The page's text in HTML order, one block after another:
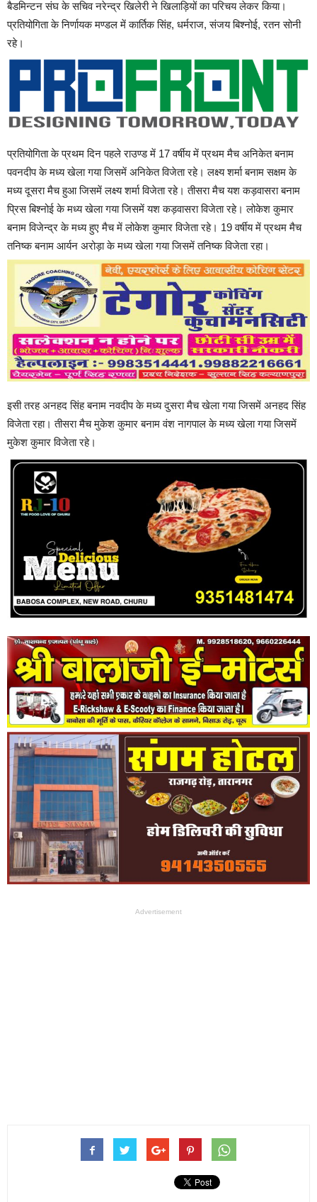
बैडमिन्टन संघ के सचिव नरेन्द्र खिलेरी ने खिलाड़ियों का परिचय लेकर किया।
प्रतियोगिता के निर्णायक मण्डल में कार्तिक सिंह, धर्मराज, संजय बिश्नोई, रतन सोनी
रहे।
प्रतियोगिता के प्रथम दिन पहले राउण्ड में 17 वर्षीय में प्रथम मैच अनिकेत बनाम
पवनदीप के मध्य खेला गया जिसमें अनिकेत विजेता रहे। लक्ष्य शर्मा बनाम सक्षम के
मध्य दूसरा मैच हुआ जिसमें लक्ष्य शर्मा विजेता रहे। तीसरा मैच यश कड़वासरा बनाम
प्रिस बिश्नोई के मध्य खेला गया जिसमें यश कड़वासरा विजेता रहे। लोकेश कुमार
बनाम विजेन्द्र के मध्य हुए मैच में लोकेश कुमार विजेता रहे। 19 वर्षीय में प्रथम मैच
तनिष्क बनाम आर्यन अरोड़ा के मध्य खेला गया जिसमें तनिष्क विजेता रहा।
इसी तरह अनहद सिंह बनाम नवदीप के मध्य दुसरा मैच खेला गया जिसमें अनहद सिंह
विजेता रहा। तीसरा मैच मुकेश कुमार बनाम वंश नागपाल के मध्य खेला गया जिसमें
मुकेश कुमार विजेता रहे।
Advertisement